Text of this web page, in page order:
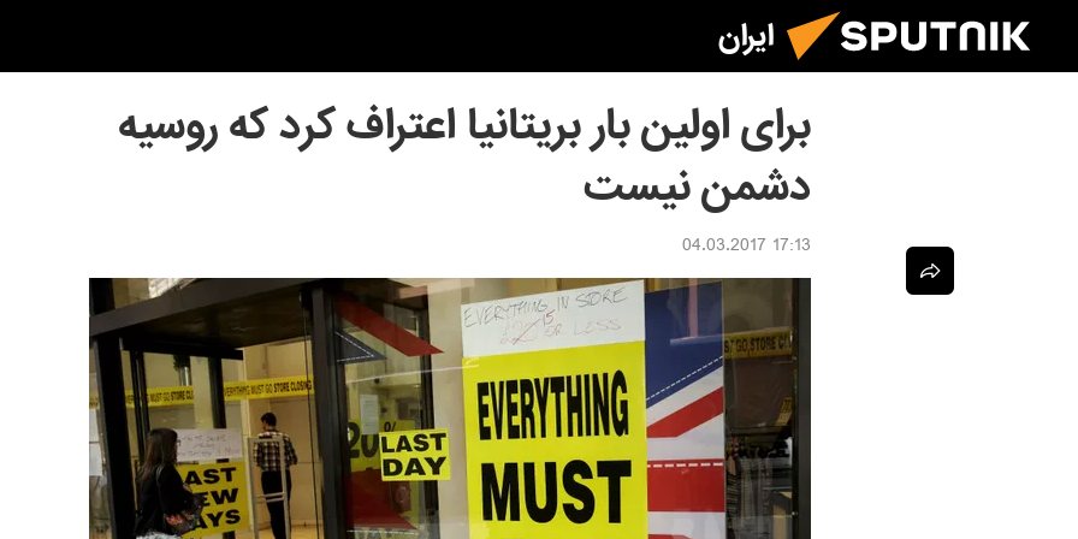
ایران
برای اولین بار بریتانیا اعتراف کرد که روسیه
دشمن نیست
17:13 04.03.2017